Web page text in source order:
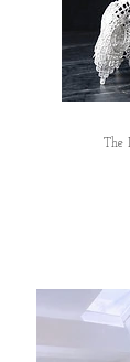
圖片是在白光
都是在陽光下
料的實際顏色
All dimensions
The